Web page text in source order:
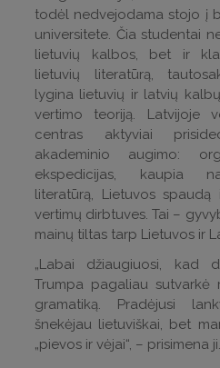
todėl nedvejodama stojo į
universitete. Čia studentai
lietuvių kalbos, bet ir
lietuvių literatūrą,
lygina lietuvių ir latvių
vertimo teoriją. Latvijoje
centras aktyviai
akademinio augimo:
ekspedicijas, kaupia
literatūrą, Lietuvos
vertimų dirbtuves. Tai –
mainų tiltas tarp Lietuvos ir
„Labai džiaugiuosi, kad
Trumpa pagaliau sutvarkė
gramatiką. Pradėjusi
šnekėjau lietuviškai, bet
„pievos ir vėjai“, – prisimena ji.